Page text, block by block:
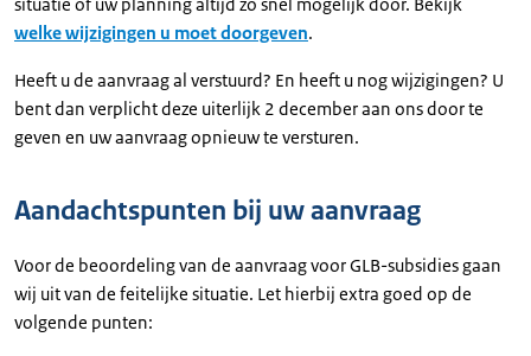
welke wijzigingen u moet doorgeven.
Heeft u de aanvraag al verstuurd? En heeft u nog wijzigingen? U
bent dan verplicht deze uiterlijk 2 december aan ons door te
geven en uw aanvraag opnieuw te versturen.
Aandachtspunten bij uw aanvraag
Voor de beoordeling van de aanvraag voor GLB-subsidies gaan
wij uit van de feitelijke situatie. Let hierbij extra goed op de
volgende punten: